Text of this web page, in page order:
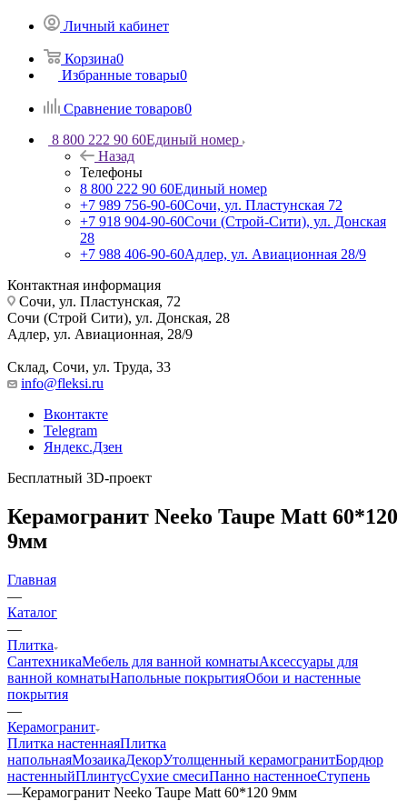
Личный кабинет
Корзина0
Избранные товары0
Сравнение товаров0
8 800 222 90 60Единый номер
Назад
Телефоны
8 800 222 90 60Единый номер
+7 989 756-90-60Сочи, ул. Пластунская 72
+7 918 904-90-60Сочи (Строй-Сити), ул. Донская
28
+7 988 406-90-60Адлер, ул. Авиационная 28/9
Контактная информация
Сочи, ул. Пластунская, 72
Сочи (Строй Сити), ул. Донская, 28
Адлер, ул. Авиационная, 28/9
Склад, Сочи, ул. Труда, 33
info@fleksi.ru
Вконтакте
Telegram
Яндекс.Дзен
Бесплатный 3D-проект
Керамогранит Neeko Taupe Matt 60*120
9мм
Главная
—
Каталог
—
Плитка
СантехникаМебель для ванной комнатыАксессуары для
ванной комнатыНапольные покрытияОбои и настенные
покрытия
—
Керамогранит
Плитка настеннаяПлитка
напольнаяМозаикаДекорУтолщенный керамогранитБордюр
настенныйПлинтусСухие смесиПанно настенноеСтупень
—Керамогранит Neeko Taupe Matt 60*120 9мм